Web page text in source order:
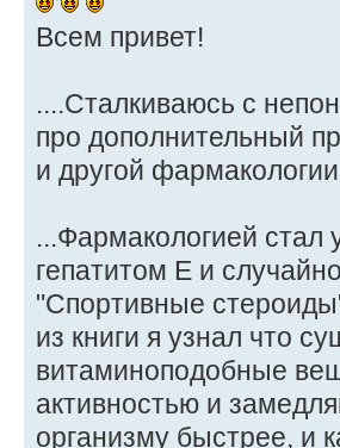
Всем привет!
....Сталкиваюсь с
про дополнительный
и другой
...Фармакологией стал
гепатитом Е и
"Спортивные
из книги я узнал что
витаминоподобные
активностью и
организму быстрее, и